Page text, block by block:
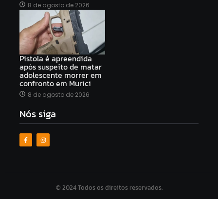
8 de agosto de 2026
Pistola é apreendida
após suspeito de matar
adolescente morrer em
confronto em Murici
8 de agosto de 2026
Nós siga
© 2024 Todos os direitos reservados.